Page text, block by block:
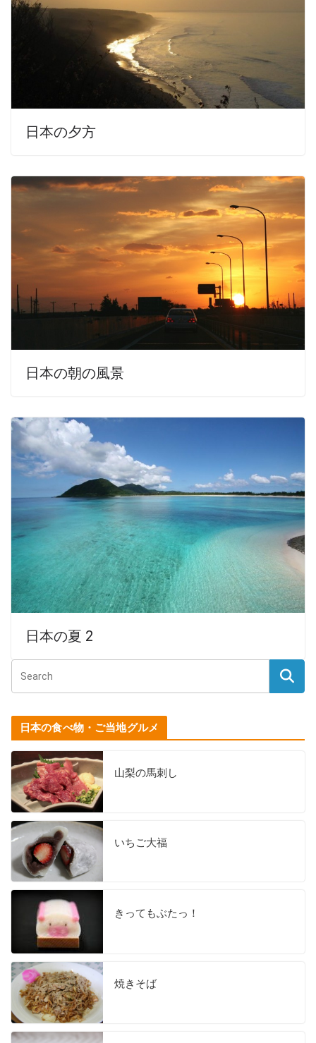
日本の夕方
日本の朝の風景
日本の夏 2
日本の食べ物・ご当地グルメ
山梨の馬刺し
いちご大福
きってもぶたっ！
焼きそば